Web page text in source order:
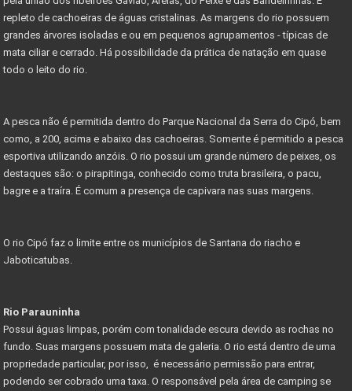
repleto de cachoeiras de águas cristalinas. As margens do rio possuem
grandes árvores isoladas e ou em pequenos agrupamentos - típicas de
mata ciliar e cerrado. Há possibilidade da prática de natação em quase
todo o leito do rio.
A pesca não é permitida dentro do Parque Nacional da Serra do Cipó, bem
como, a 200, acima e abaixo das cachoeiras. Somente é permitido a pesca
esportiva utilizando anzóis. O rio possui um grande número de peixes, os
destaques são: o pirapitinga, conhecido como truta brasileira, o pacu,
bagre e a traíra. É comum a presença de capivara nas suas margens.
O rio Cipó faz o limite entre os municípios de Santana do riacho e
Jaboticatubas.
Rio Parauninha
Possui águas limpas, porém com tonalidade escura devido as rochas no
fundo. Suas margens possuem mata de galeria. O rio está dentro de uma
propriedade particular, por isso, é necessário permissão para entrar,
podendo ser cobrado uma taxa. O responsável pela área de camping se